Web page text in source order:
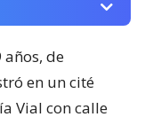
de
en un cité
Vial con calle